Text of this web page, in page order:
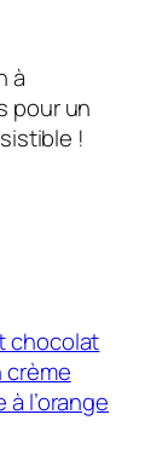
à
pour un
!
chocolat
crème
à l’orange